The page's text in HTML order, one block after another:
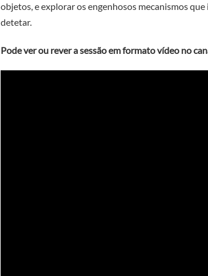
objetos, e explorar os engenhosos mecanismos
detetar.
Pode ver ou rever a sessão em formato vídeo no